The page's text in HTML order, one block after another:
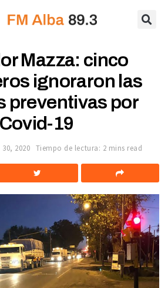
Mazza: cinco
ignoraron las
preventivas por
Covid-19
2020 Tiempo de lectura: 2 mins read